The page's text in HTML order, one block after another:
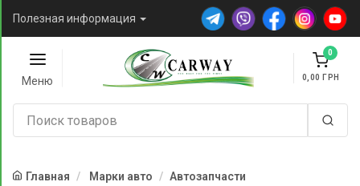
Полезная информация
Меню
0
0,00
Главная Марки авто
Автозапчасти